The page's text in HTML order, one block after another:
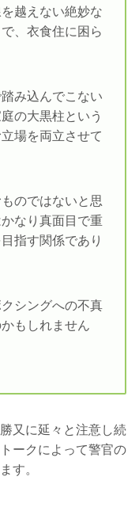
越えない絶妙な
、衣食住に困ら
み込んでこない
の大黒柱という
場を両立させて
のではないと思
なり真面目で重
指す関係であり
シングへの不真
もしれません
又に延々と注意し続
ークによって警官の
す。